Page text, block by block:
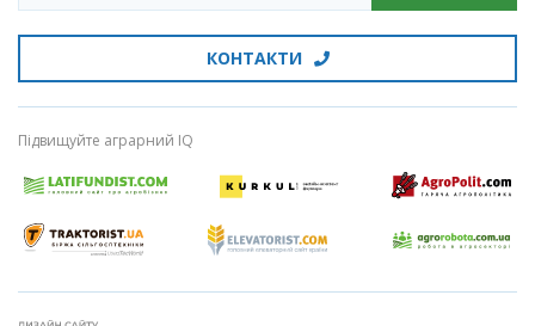
КОНТАКТИ
Підвищуйте аграрний IQ